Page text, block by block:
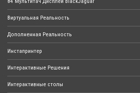
Виртуальная Реальность
Дополненная Реальность
Инстапринтер
Интерактивные Решения
Интерактивные столы